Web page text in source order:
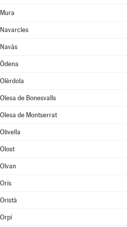
Mura
Navarcles
Navàs
Òdena
Olèrdola
Olesa de Bonesvalls
Olesa de Montserrat
Olivella
Olost
Olvan
Orís
Oristà
Orpí